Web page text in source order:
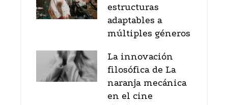
estructuras
adaptables a
múltiples géneros
La innovación
filosófica de La
naranja mecánica
en el cine